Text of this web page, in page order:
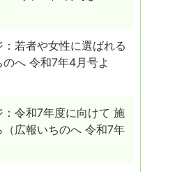
若者や女性に選ばれる
へ 令和7年4月号よ
令和7年度に向けて 施
広報いちのへ 令和7年